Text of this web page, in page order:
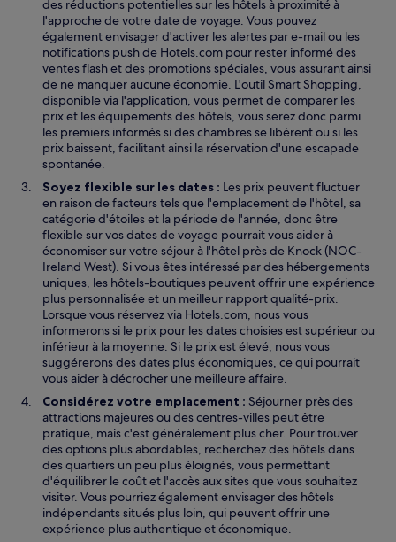
des réductions potentielles sur les hôtels à proximité à
l'approche de votre date de voyage. Vous pouvez
également envisager d'activer les alertes par e-mail ou les
notifications push de Hotels.com pour rester informé des
ventes flash et des promotions spéciales, vous assurant ainsi
de ne manquer aucune économie. L'outil Smart Shopping,
disponible via l'application, vous permet de comparer les
prix et les équipements des hôtels, vous serez donc parmi
les premiers informés si des chambres se libèrent ou si les
prix baissent, facilitant ainsi la réservation d'une escapade
spontanée.
Soyez flexible sur les dates : Les prix peuvent fluctuer
en raison de facteurs tels que l'emplacement de l'hôtel, sa
catégorie d'étoiles et la période de l'année, donc être
flexible sur vos dates de voyage pourrait vous aider à
économiser sur votre séjour à l'hôtel près de Knock (NOC-
Ireland West). Si vous êtes intéressé par des hébergements
uniques, les hôtels-boutiques peuvent offrir une expérience
plus personnalisée et un meilleur rapport qualité-prix.
Lorsque vous réservez via Hotels.com, nous vous
informerons si le prix pour les dates choisies est supérieur ou
inférieur à la moyenne. Si le prix est élevé, nous vous
suggérerons des dates plus économiques, ce qui pourrait
vous aider à décrocher une meilleure affaire.
Considérez votre emplacement : Séjourner près des
attractions majeures ou des centres-villes peut être
pratique, mais c'est généralement plus cher. Pour trouver
des options plus abordables, recherchez des hôtels dans
des quartiers un peu plus éloignés, vous permettant
d'équilibrer le coût et l'accès aux sites que vous souhaitez
visiter. Vous pourriez également envisager des hôtels
indépendants situés plus loin, qui peuvent offrir une
expérience plus authentique et économique.